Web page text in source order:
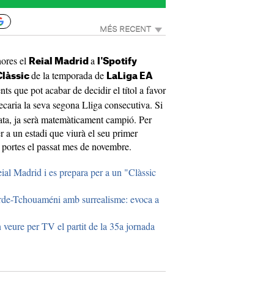
MÉS RECENT
el Reial Madrid a
l'Spotify
de la temporada de LaLiga EA
que pot acabar de decidir el títol a favor
la seva segona Lliga consecutiva. Si
ja serà matemàticament campió. Per
a un estadi que viurà el seu primer
el passat mes de novembre.
Madrid i es prepara per a un "Clàssic
Tchouaméni amb surrealisme: evoca a
per TV el partit de la 35a jornada